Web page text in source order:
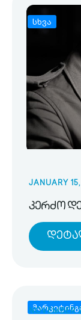
სხვა
JANUARY 15,
კერძო
NOVEMBER